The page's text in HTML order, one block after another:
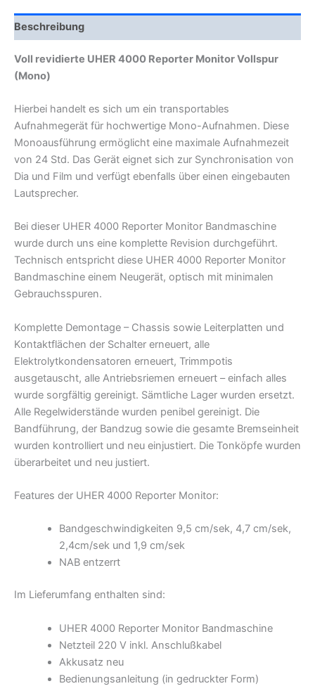
Beschreibung
Voll revidierte UHER 4000 Reporter Monitor Vollspur
(Mono)
Hierbei handelt es sich um ein transportables
Aufnahmegerät für hochwertige Mono-Aufnahmen. Diese
Monoausführung ermöglicht eine maximale Aufnahmezeit
von 24 Std. Das Gerät eignet sich zur Synchronisation von
Dia und Film und verfügt ebenfalls über einen eingebauten
Lautsprecher.
Bei dieser UHER 4000 Reporter Monitor Bandmaschine
wurde durch uns eine komplette Revision durchgeführt.
Technisch entspricht diese UHER 4000 Reporter Monitor
Bandmaschine einem Neugerät, optisch mit minimalen
Gebrauchsspuren.
Komplette Demontage – Chassis sowie Leiterplatten und
Kontaktflächen der Schalter erneuert, alle
Elektrolytkondensatoren erneuert, Trimmpotis
ausgetauscht, alle Antriebsriemen erneuert – einfach alles
wurde sorgfältig gereinigt. Sämtliche Lager wurden ersetzt.
Alle Regelwiderstände wurden penibel gereinigt. Die
Bandführung, der Bandzug sowie die gesamte Bremseinheit
wurden kontrolliert und neu einjustiert. Die Tonköpfe wurden
überarbeitet und neu justiert.
Features der UHER 4000 Reporter Monitor:
Bandgeschwindigkeiten 9,5 cm/sek, 4,7 cm/sek,
2,4cm/sek und 1,9 cm/sek
NAB entzerrt
Im Lieferumfang enthalten sind:
UHER 4000 Reporter Monitor Bandmaschine
Netzteil 220 V inkl. Anschlußkabel
Akkusatz neu
Bedienungsanleitung (in gedruckter Form)